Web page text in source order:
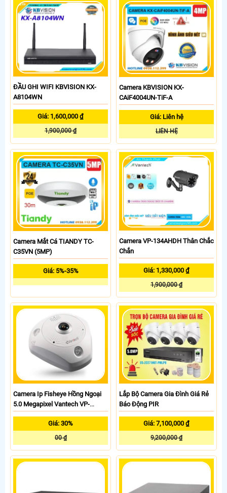
ĐẦU GHI WIFI KBVISION KX-
A8104WN
Giá: 1,600,000 ₫
1,900,000 ₫
Camera KBVISION KX-
CAiF4004UN-TiF-A
Giá: Liên hệ
LIÊN HỆ
Camera Mắt Cá TIANDY TC-
C35VN (5MP)
Giá: 5%-35%
Camera VP-134AHDH Thân Chắc
Chắn
Giá: 1,330,000 ₫
1,900,000 ₫
Camera Ip Fisheye Hồng Ngoại
5.0 Megapixel Vantech VP-
Giá: 30%
00 ₫
Lắp Bộ Camera Gia Đình Giá Rẻ
Báo Động PIR
Giá: 7,100,000 ₫
9,200,000 ₫